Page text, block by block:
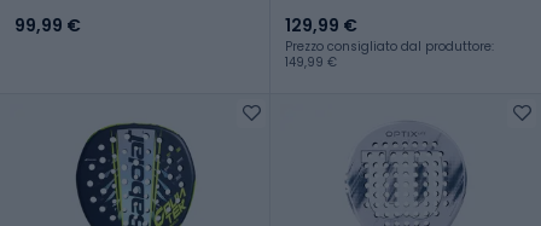
99,99 € 129,99 €
Prezzo consigliato dal produttore:
149,99 €